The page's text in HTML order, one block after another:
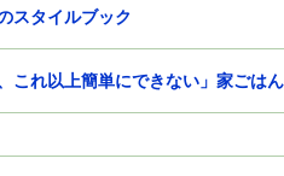
スタイルブック
、これ以上簡単にできない」家ごは